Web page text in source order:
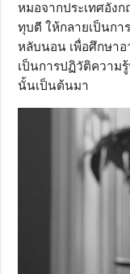
หมอจากประเทศอัง
ทุบตี ให้กลายเป็นกา
หลับนอน เพื่อศึกษา
เป็นการปฏิวัติความ
นั้นเป็นต้นมา